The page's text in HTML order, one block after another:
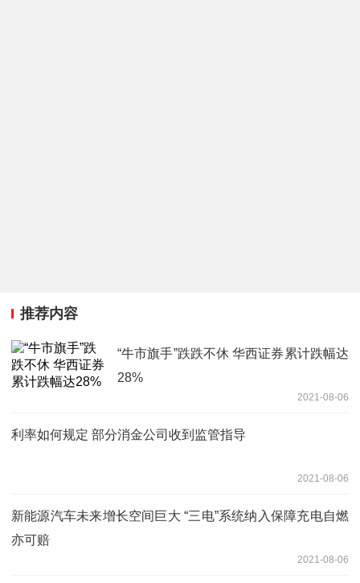
推荐内容
“牛市旗手”跌跌不休 华西证券累计跌幅达
28%
2021-08-06
利率如何规定 部分消金公司收到监管指导
2021-08-06
新能源汽车未来增长空间巨大 “三电”系统纳入保障充电自燃
亦可赔
2021-08-06